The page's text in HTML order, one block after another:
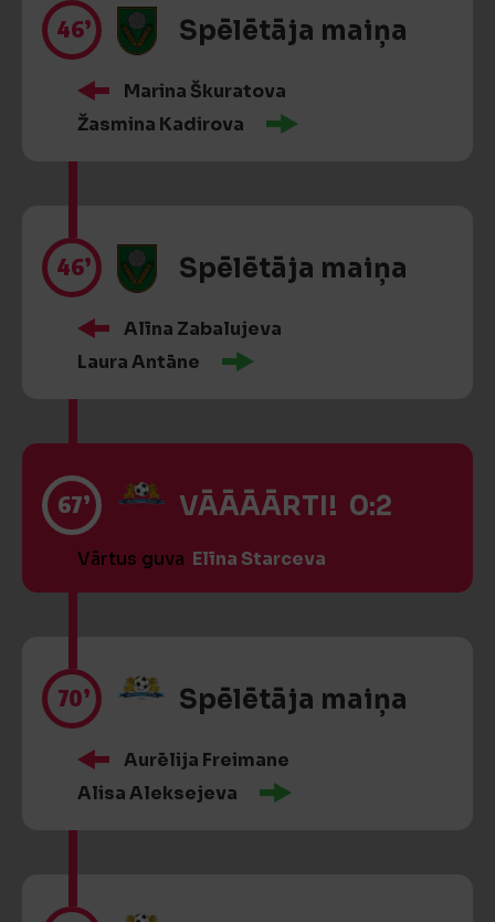
46’ Spēlētāja maiņa
Marina Škuratova
Žasmina Kadirova
46’ Spēlētāja maiņa
Alīna Zabalujeva
Laura Antāne
67’ VĀĀĀĀRTI! 0:2
Vārtus guva Elīna Starceva
70’ Spēlētāja maiņa
Aurēlija Freimane
Alisa Aleksejeva